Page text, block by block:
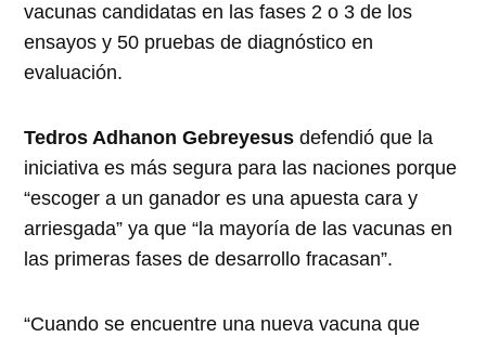
vacunas candidatas en las fases 2 o 3 de los
ensayos y 50 pruebas de diagnóstico en
evaluación.
Tedros Adhanon Gebreyesus defendió que la
iniciativa es más segura para las naciones porque
“escoger a un ganador es una apuesta cara y
arriesgada” ya que “la mayoría de las vacunas en
las primeras fases de desarrollo fracasan”.
“Cuando se encuentre una nueva vacuna que